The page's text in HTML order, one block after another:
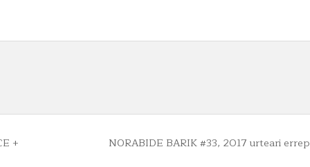
NORABIDE BARIK #33, 2017 urteari
+